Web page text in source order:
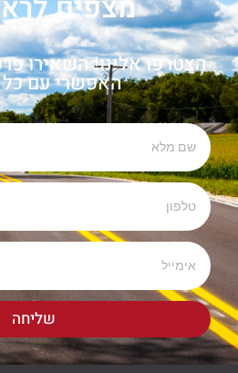
מצפים
הצטרפו אלינו! השאירו
האפשרי עם
שליחה